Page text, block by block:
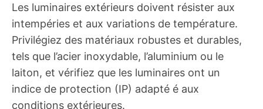
Les luminaires extérieurs doivent résister aux
intempéries et aux variations de température.
Privilégiez des matériaux robustes et durables,
tels que l’acier inoxydable, l’aluminium ou le
laiton, et vérifiez que les luminaires ont un
indice de protection (IP) adapté é aux
conditions extérieures.